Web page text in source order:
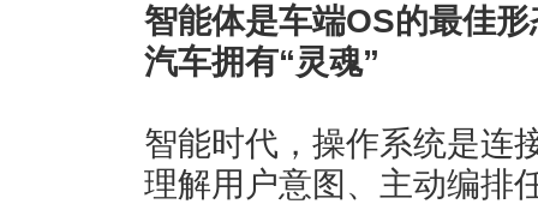
智能体是车端OS的最佳
汽车拥有“灵魂”
智能时代，操作系统是连
理解用户意图、主动编排